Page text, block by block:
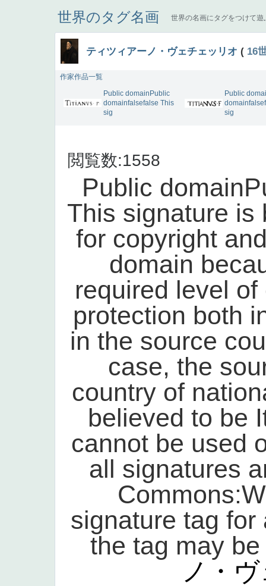
世界のタグ名画 世界の名画にタグをつけて遊
ティツィアーノ・ヴェチェッリオ ( 16
作家作品一覧
Public domainPublic
domainfalsefalse This
sig
Public
sig
閲覧数:1558
Public
This signature is
for copyright
domain
required level
protection both
in the source
case, the
country of
believed to be
cannot be used
all signatures
signature tag
the tag may
ノ・